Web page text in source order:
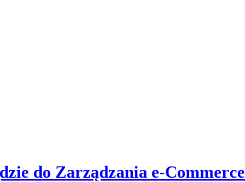
do Zarządzania e-Commerce